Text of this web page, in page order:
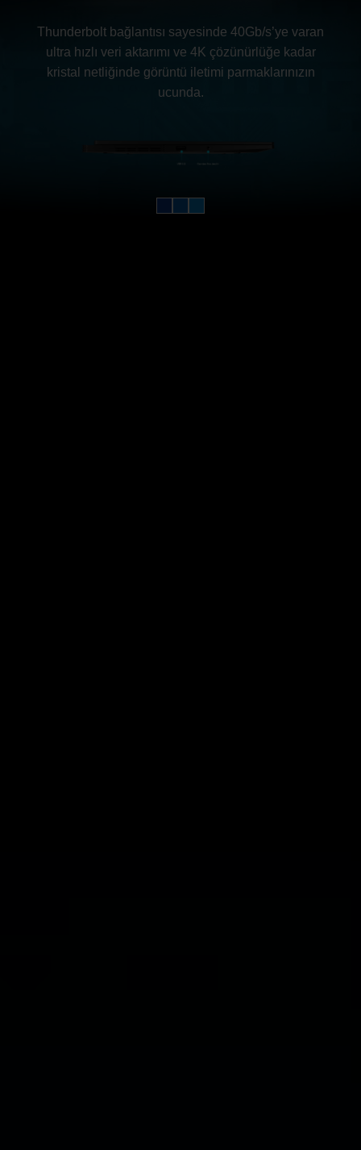
Thunderbolt bağlantısı sayesinde 40Gb/s’ye varan
ultra hızlı veri aktarımı ve 4K çözünürlüğe kadar
kristal netliğinde görüntü iletimi parmaklarınızın
ucunda.